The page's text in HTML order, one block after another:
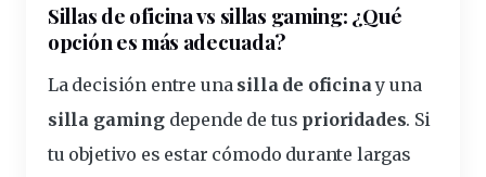
Sillas de oficina vs sillas gaming: ¿Qué
opción es más adecuada?
La decisión entre una silla de oficinay una
silla gamingdepende de tus prioridades. Si
tu objetivo es estar cómodo durante largas